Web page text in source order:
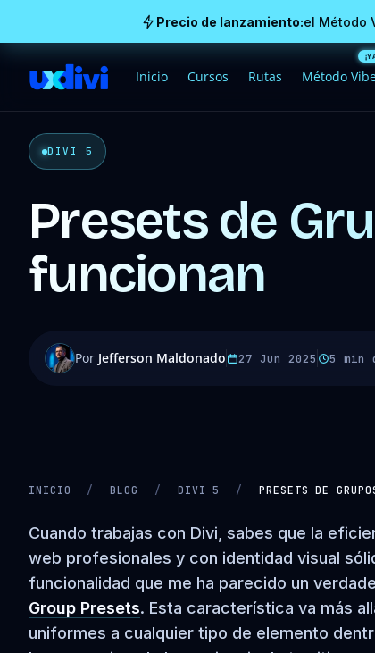
Precio de lanzamiento:el Método
Inicio Cursos Rutas Método
DIVI 5
Presets de
funcionan
Por Jefferson Maldonado 27 Jun 2025 5 min
CARGANDO VIDEO…
INICIO / BLOG / DIVI 5 / PRESETS DE
Cuando trabajas con Divi, sabes que la
web profesionales y con identidad visual
funcionalidad que me ha parecido un
Group Presets. Esta característica va más
uniformes a cualquier tipo de elemento